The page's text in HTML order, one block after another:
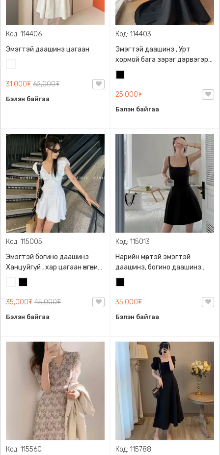
Код: 114406
Эмэгтэй даашинз цагаан
31,000₮ 62,000₮
Бэлэн байгаа
Код: 114403
Эмэгтэй даашинз , Урт
хормой бага зэрэг дэрвэгэр
оффис загварын даашинз
25,000₮
Бэлэн байгаа
Код: 115005
Эмэгтэй богино даашинз
Ханцуйгүй , хар цагаан өнгөний
сонголттой, Хормой бага
зэрэг дэрвэгэр
35,000₮ 45,000₮
Бэлэн байгаа
Код: 115013
Нарийн мөртэй эмэгтэй
даашинз, богино даашинз
хар өнгөтэй
35,000₮
Бэлэн байгаа
Код: 115560 Код: 115788